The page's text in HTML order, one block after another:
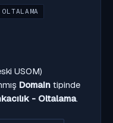
USOM)
Domain tipinde
- Oltalama.